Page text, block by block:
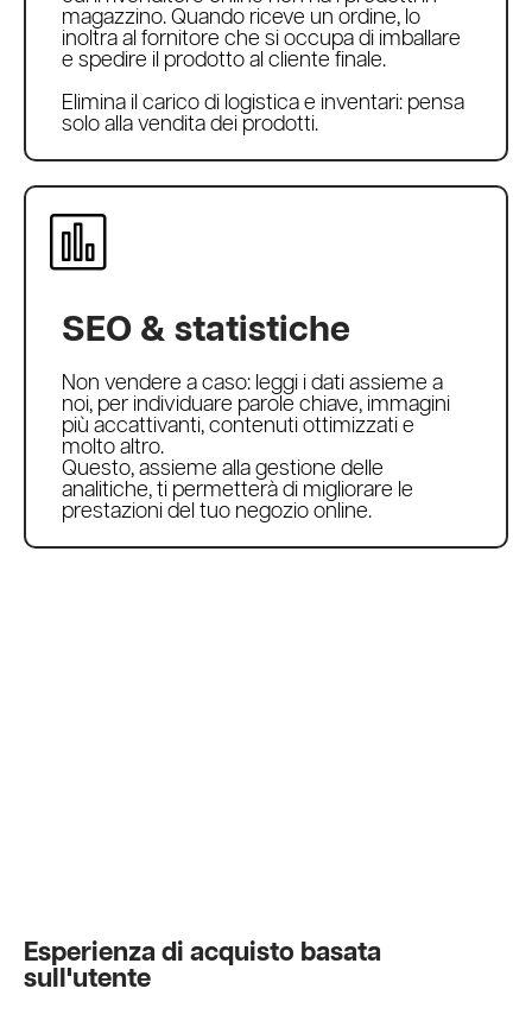
magazzino. Quando riceve un ordine, lo
inoltra al fornitore che si occupa di imballare
e spedire il prodotto al cliente finale.
Elimina il carico di logistica e inventari: pensa
solo alla vendita dei prodotti.
SEO & statistiche
Non vendere a caso: leggi i dati assieme a
noi, per individuare parole chiave, immagini
più accattivanti, contenuti ottimizzati e
molto altro.
Questo, assieme alla gestione delle
analitiche, ti permetterà di migliorare le
prestazioni del tuo negozio online.
Esperienza di acquisto basata
sull'utente